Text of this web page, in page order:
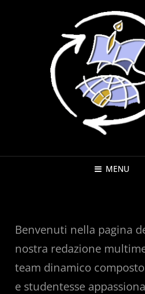
MENU
MULTIMEDIALE
E
SOCIAL
Benvenuti nella pagina
nostra redazione
team dinamico
e studentesse